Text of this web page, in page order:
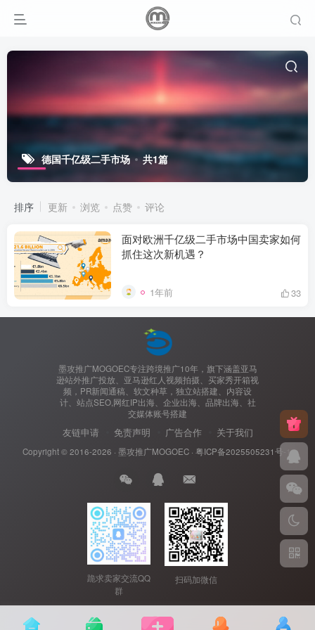
德国千亿级二手市场 共1篇
排序 更新 浏览 点赞 评论
面对欧洲千亿级二手市场中国卖家如何
抓住这次新机遇？
1年前 33
墨攻推广MOGOEC专注跨境推广10年，旗下涵盖亚马
逊站外推广投放、亚马逊红人视频拍摄、买家秀开箱视
频，PR新闻通稿、软文种草，独立站搭建、内容设
计、站点SEO,网红IP出海、企业出海、品牌出海、社
交媒体账号搭建
友链申请 免责声明 广告合作 关于我们
Copyright © 2016-2026 · 墨攻推广MOGOEC· 粤ICP备2025505231号-1.
跪求卖家交流QQ
群
扫码加微信